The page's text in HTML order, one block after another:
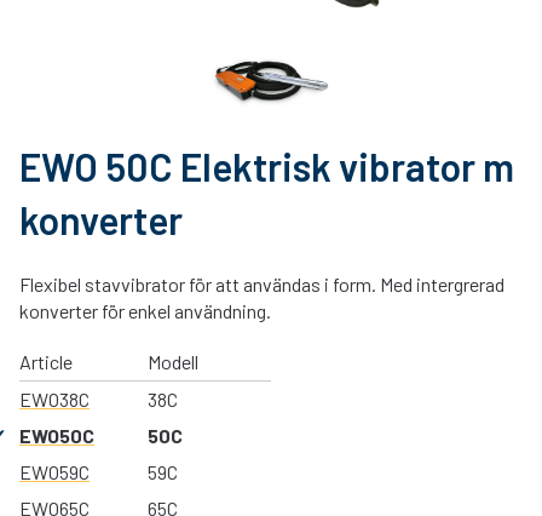
EWO 50C Elektrisk vibrator m
konverter
Flexibel stavvibrator för att användas i form. Med intergrerad
konverter för enkel användning.
Article
Modell
EWO38C
38C
EWO50C
50C
EWO59C
59C
EWO65C
65C